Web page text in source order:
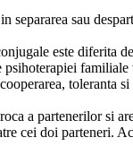
separarea sau
este diferita
psihoterapiei
toleranta
a partenerilor si
cei doi parteneri.